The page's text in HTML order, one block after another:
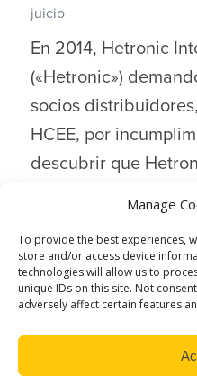
Manage
To provide the best experiences,
store and/or access device
technologies will allow us to
unique IDs on this site. Not
adversely affect certain features
juicio
En 2014, Hetronic
(«Hetronic»)
socios
HCEE, por
descubrir que